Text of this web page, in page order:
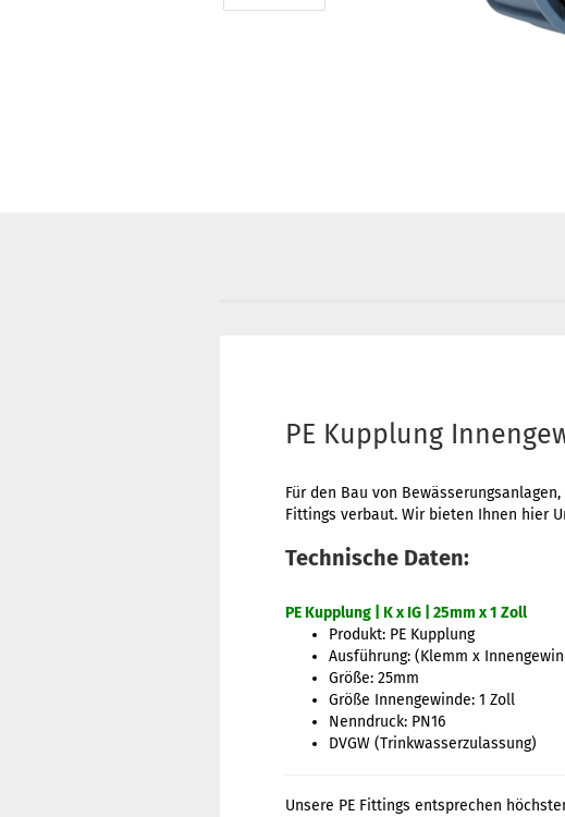
PE Kupplung
Für den Bau von
Fittings verbaut. Wir bieten Ihnen hier
Technische Daten:
PE Kupplung | K x IG | 25mm x 1 Zoll
Produkt: PE Kupplung
Ausführung: (Klemm x
Größe: 25mm
Größe Innengewinde: 1 Zoll
Nenndruck: PN16
DVGW (Trinkwasserzulassung)
Unsere PE Fittings entsprechen